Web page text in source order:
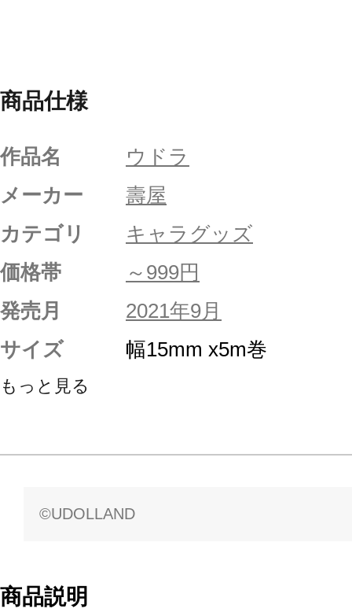
商品仕様
作品名
ウドラ
メーカー
壽屋
カテゴリ
キャラグッズ
価格帯
～999円
発売月
2021年9月
サイズ
幅15mm x5m巻
もっと見る
©UDOLLAND
商品説明